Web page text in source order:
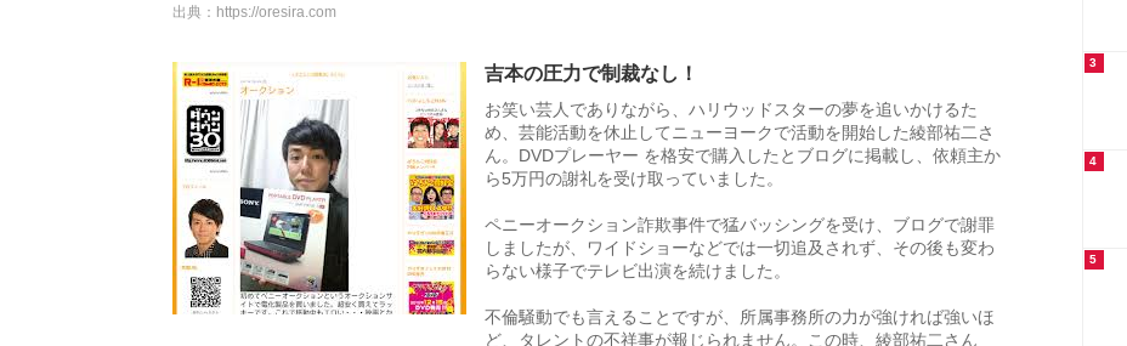
出典： https://oresira.com
吉本の圧力で制裁なし！
お笑い芸人でありながら、ハリウッドスターの夢を追いかけるた
め、芸能活動を休止してニューヨークで活動を開始した綾部祐二さ
ん。DVDプレーヤー を格安で購入したとブログに掲載し、依頼主か
ら5万円の謝礼を受け取っていました。
ペニーオークション詐欺事件で猛バッシングを受け、ブログで謝罪
しましたが、ワイドショーなどでは一切追及されず、その後も変わ
らない様子でテレビ出演を続けました。
不倫騒動でも言えることですが、所属事務所の力が強ければ強いほ
ど、タレントの不祥事が報じられません。この時、綾部祐二さん
3
4
5